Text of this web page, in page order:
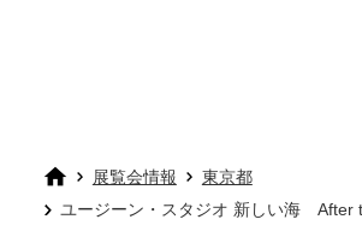
展覧会情報
東京都
ユージーン・スタジオ 新しい海 After